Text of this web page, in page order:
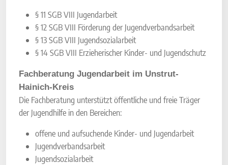
§ 11 SGB VIII Jugendarbeit
§ 12 SGB VIII Förderung der Jugendverbandsarbeit
§ 13 SGB VIII Jugendsozialarbeit
§ 14 SGB VIII Erzieherischer Kinder- und Jugendschutz
Fachberatung Jugendarbeit im Unstrut-
Hainich-Kreis
Die Fachberatung unterstützt öffentliche und freie Träger
der Jugendhilfe in den Bereichen:
offene und aufsuchende Kinder- und Jugendarbeit
Jugendverbandsarbeit
Jugendsozialarbeit